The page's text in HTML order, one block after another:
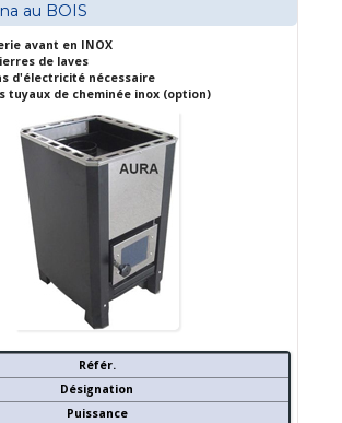
au BOIS
avant en INOX
de laves
d'électricité nécessaire
tuyaux de cheminée inox (option)
Référ.
Désignation
Puissance